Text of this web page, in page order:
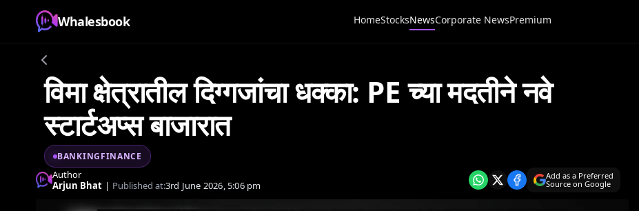
Whalesbook HomeStocksNewsCorporate NewsPremium
विमा क्षेत्रातील दिग्गजांचा धक्का: PE च्या मदतीने नवे
स्टार्टअप्स बाजारात
BANKINGFINANCE
Author
Arjun Bhat | Published at:3rd June 2026, 5:06 pm
Add as a Preferred
Source on Google